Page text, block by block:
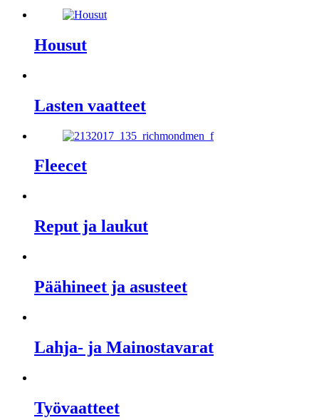
Housut
Lasten vaatteet
Fleecet
Reput ja laukut
Päähineet ja asusteet
Lahja- ja Mainostavarat
Työvaatteet